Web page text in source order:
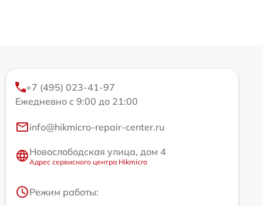
+7 (495) 023-41-97
Ежедневно с 9:00 до 21:00
info@hikmicro-repair-center.ru
Новослободская улица, дом 4
Адрес сервисного центра Hikmicro
Режим работы: